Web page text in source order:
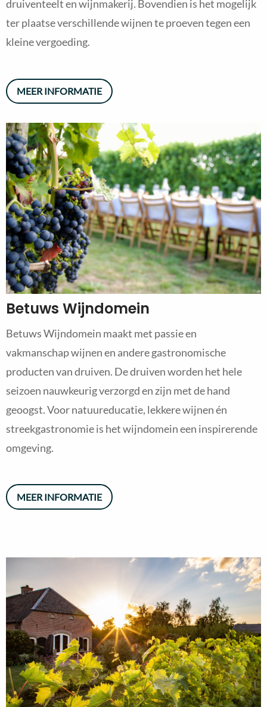
druiventeelt en wijnmakerij. Bovendien is het mogelijk
ter plaatse verschillende wijnen te proeven tegen een
kleine vergoeding.
MEER INFORMATIE
Betuws Wijndomein
Betuws Wijndomein maakt met passie en
vakmanschap wijnen en andere gastronomische
producten van druiven. De druiven worden het hele
seizoen nauwkeurig verzorgd en zijn met de hand
geoogst. Voor natuureducatie, lekkere wijnen én
streekgastronomie is het wijndomein een inspirerende
omgeving.
MEER INFORMATIE